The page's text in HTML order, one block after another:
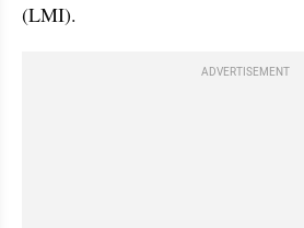
(LMI).
ADVERTISEMENT